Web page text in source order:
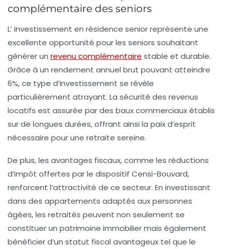
complémentaire des seniors
L’investissement en résidence seniorreprésente une
excellente opportunité pour les seniors souhaitant
générer un revenu complémentaire stable et durable.
Grâce à un rendement annuel brut pouvant atteindre
6%, ce type d’investissement se révèle
particulièrement atrayant. La sécurité des revenus
locatifs est assurée par des baux commerciaux établis
sur de longues durées, offrant ainsi la paix d’esprit
nécessaire pour une retraite sereine.
De plus, les avantages fiscaux, comme les réductions
d’impôt offertes par le dispositif Censi-Bouvard,
renforcent l’attractivité de ce secteur. En investissant
dans des appartements adaptés aux personnes
âgées, les retraités peuvent non seulement se
constituer un patrimoine immobiliermais également
bénéficier d’un statut fiscal avantageux tel que le